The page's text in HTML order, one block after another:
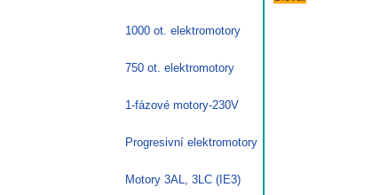
1000 ot. elektromotory
750 ot. elektromotory
1-fázové motory-230V
Progresivní elektromotory
Motory 3AL, 3LC (IE3)